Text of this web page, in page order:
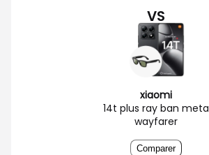
VS
xiaomi
14t plus ray ban meta
wayfarer
Comparer